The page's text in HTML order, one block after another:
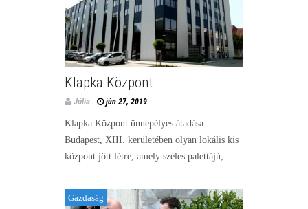
Klapka Központ
Júlia jún 27, 2019
Klapka Központ ünnepélyes átadása
Budapest, XIII. kerületében olyan lokális kis
központ jött létre, amely széles palettájú,...
Gazdaság